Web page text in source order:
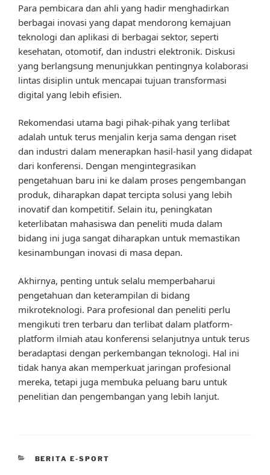
Para pembicara dan ahli yang hadir menghadirkan
berbagai inovasi yang dapat mendorong kemajuan
teknologi dan aplikasi di berbagai sektor, seperti
kesehatan, otomotif, dan industri elektronik. Diskusi
yang berlangsung menunjukkan pentingnya kolaborasi
lintas disiplin untuk mencapai tujuan transformasi
digital yang lebih efisien.
Rekomendasi utama bagi pihak-pihak yang terlibat
adalah untuk terus menjalin kerja sama dengan riset
dan industri dalam menerapkan hasil-hasil yang didapat
dari konferensi. Dengan mengintegrasikan
pengetahuan baru ini ke dalam proses pengembangan
produk, diharapkan dapat tercipta solusi yang lebih
inovatif dan kompetitif. Selain itu, peningkatan
keterlibatan mahasiswa dan peneliti muda dalam
bidang ini juga sangat diharapkan untuk memastikan
kesinambungan inovasi di masa depan.
Akhirnya, penting untuk selalu memperbaharui
pengetahuan dan keterampilan di bidang
mikroteknologi. Para profesional dan peneliti perlu
mengikuti tren terbaru dan terlibat dalam platform-
platform ilmiah atau konferensi selanjutnya untuk terus
beradaptasi dengan perkembangan teknologi. Hal ini
tidak hanya akan memperkuat jaringan profesional
mereka, tetapi juga membuka peluang baru untuk
penelitian dan pengembangan yang lebih lanjut.
CATEGORIES
BERITA E-SPORT